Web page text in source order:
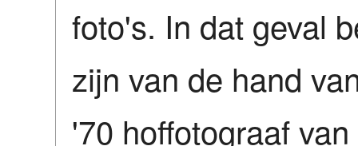
foto's. In dat geval
zijn van de hand
'70 hoffotograaf